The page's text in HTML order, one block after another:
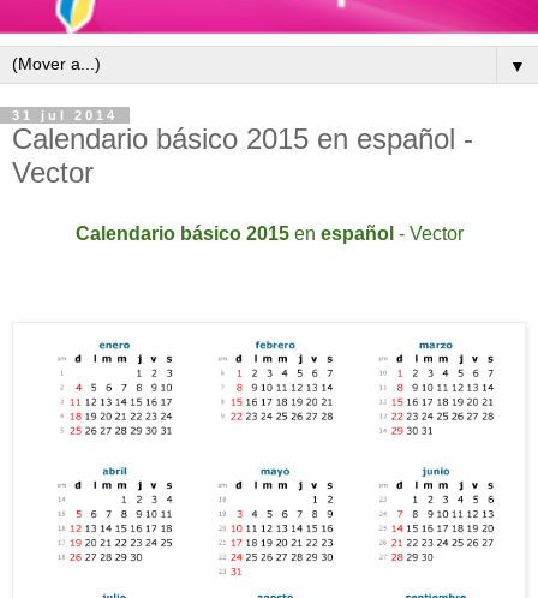
▼
31 jul 2014
Calendario básico 2015 en español -
Vector
Calendario básico 2015en español - Vector